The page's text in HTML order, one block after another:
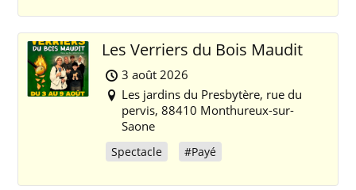
Les Verriers du Bois Maudit
3 août 2026
Les jardins du Presbytère, rue du
pervis, 88410 Monthureux-sur-
Saone
Spectacle #Payé